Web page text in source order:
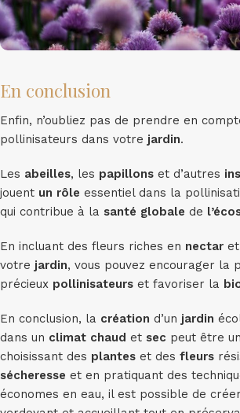
En conclusion
Enfin, n’oubliez pas de prendre en
pollinisateurs dans votre jardin.
Les abeilles, les papillons et d’autres
jouent un rôle essentiel dans la
qui contribue à la santé globale de
En incluant des fleurs riches en nectar
votre jardin, vous pouvez encourager la
précieux pollinisateurs et favoriser la
En conclusion, la création d’un jardin
dans un climat chaud et sec peut être
choisissant des plantes et des fleurs
sécheresse et en pratiquant des
économes en eau, il est possible de créer